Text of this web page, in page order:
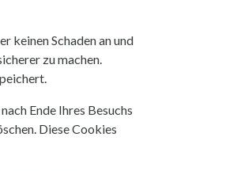
keinen Schaden an und
zu machen.
Ende Ihres Besuchs
Diese Cookies